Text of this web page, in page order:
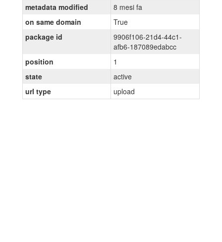
metadata modified
8 mesi fa
on same domain
True
package id
9906f106-21d4-44c1-
afb6-187089edabcc
position
1
state
active
url type
upload